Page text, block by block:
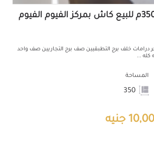
درامات خلف برج التطبقيين صف برج التجاريين صف واحد
كله ...
المساحة
جنيه